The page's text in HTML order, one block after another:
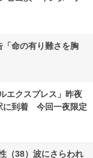
命の有り難さを胸
エクスプレス」昨夜
に到着 今回一夜限定
（38）波にさらわれ